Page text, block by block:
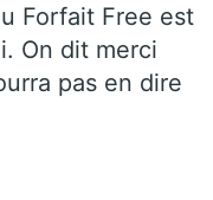
Forfait Free est
On dit merci
pas en dire